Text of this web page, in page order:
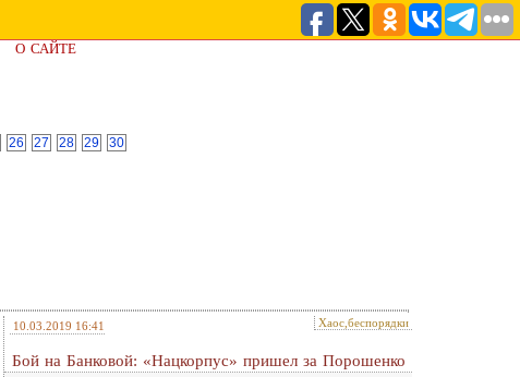
О САЙТЕ
26 27 28 29
30
10.03.2019 16:41 Хаос,беспорядки
Бой на Банковой: «Нацкорпус» пришел за Порошенко